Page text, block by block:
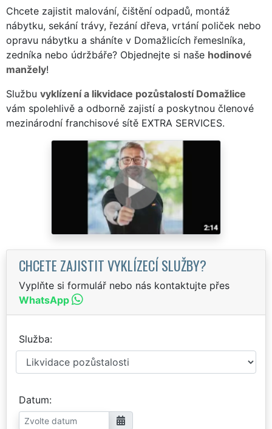
Chcete zajistit malování, čištění odpadů, montáž
nábytku, sekání trávy, řezání dřeva, vrtání poliček nebo
opravu nábytku a sháníte v Domažlicích řemeslníka,
zedníka nebo údržbáře? Objednejte si naše hodinové
manžely!
Službu vyklízení a likvidace pozůstalostí Domažlice
vám spolehlivě a odborně zajistí a poskytnou členové
mezinárodní franchisové sítě EXTRA SERVICES.
CHCETE ZAJISTIT VYKLÍZECÍ SLUŽBY?
Vyplňte si formulář nebo nás kontaktujte přes
WhatsApp
Služba
Datum